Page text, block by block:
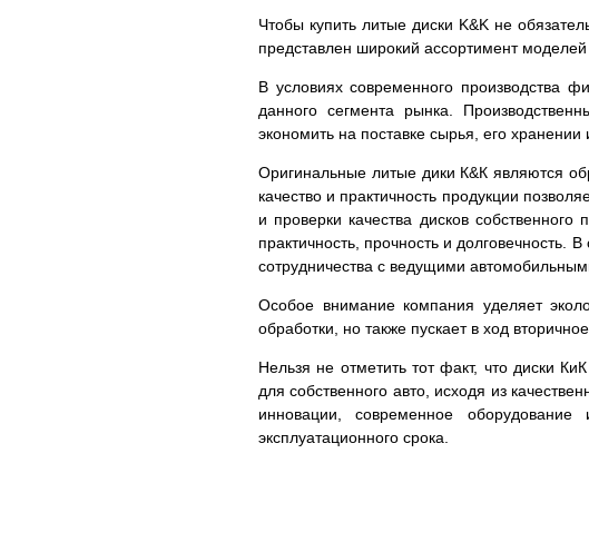
Чтобы купить литые диски K&K не
представлен широкий ассортимент
В условиях современного производства
данного сегмента рынка.
экономить на поставке сырья, его хранении
Оригинальные литые дики К&К являются
качество и практичность продукции
и проверки качества дисков
практичность, прочность и долговечность.
сотрудничества с ведущими
Особое внимание компания уделяет
обработки, но также пускает в ход
Нельзя не отметить тот факт, что диски
для собственного авто, исходя из
инновации, современное
эксплуатационного срока.